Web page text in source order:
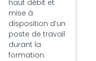
haut débit et
mise à
disposition d’un
poste de travail
durant la
formation.